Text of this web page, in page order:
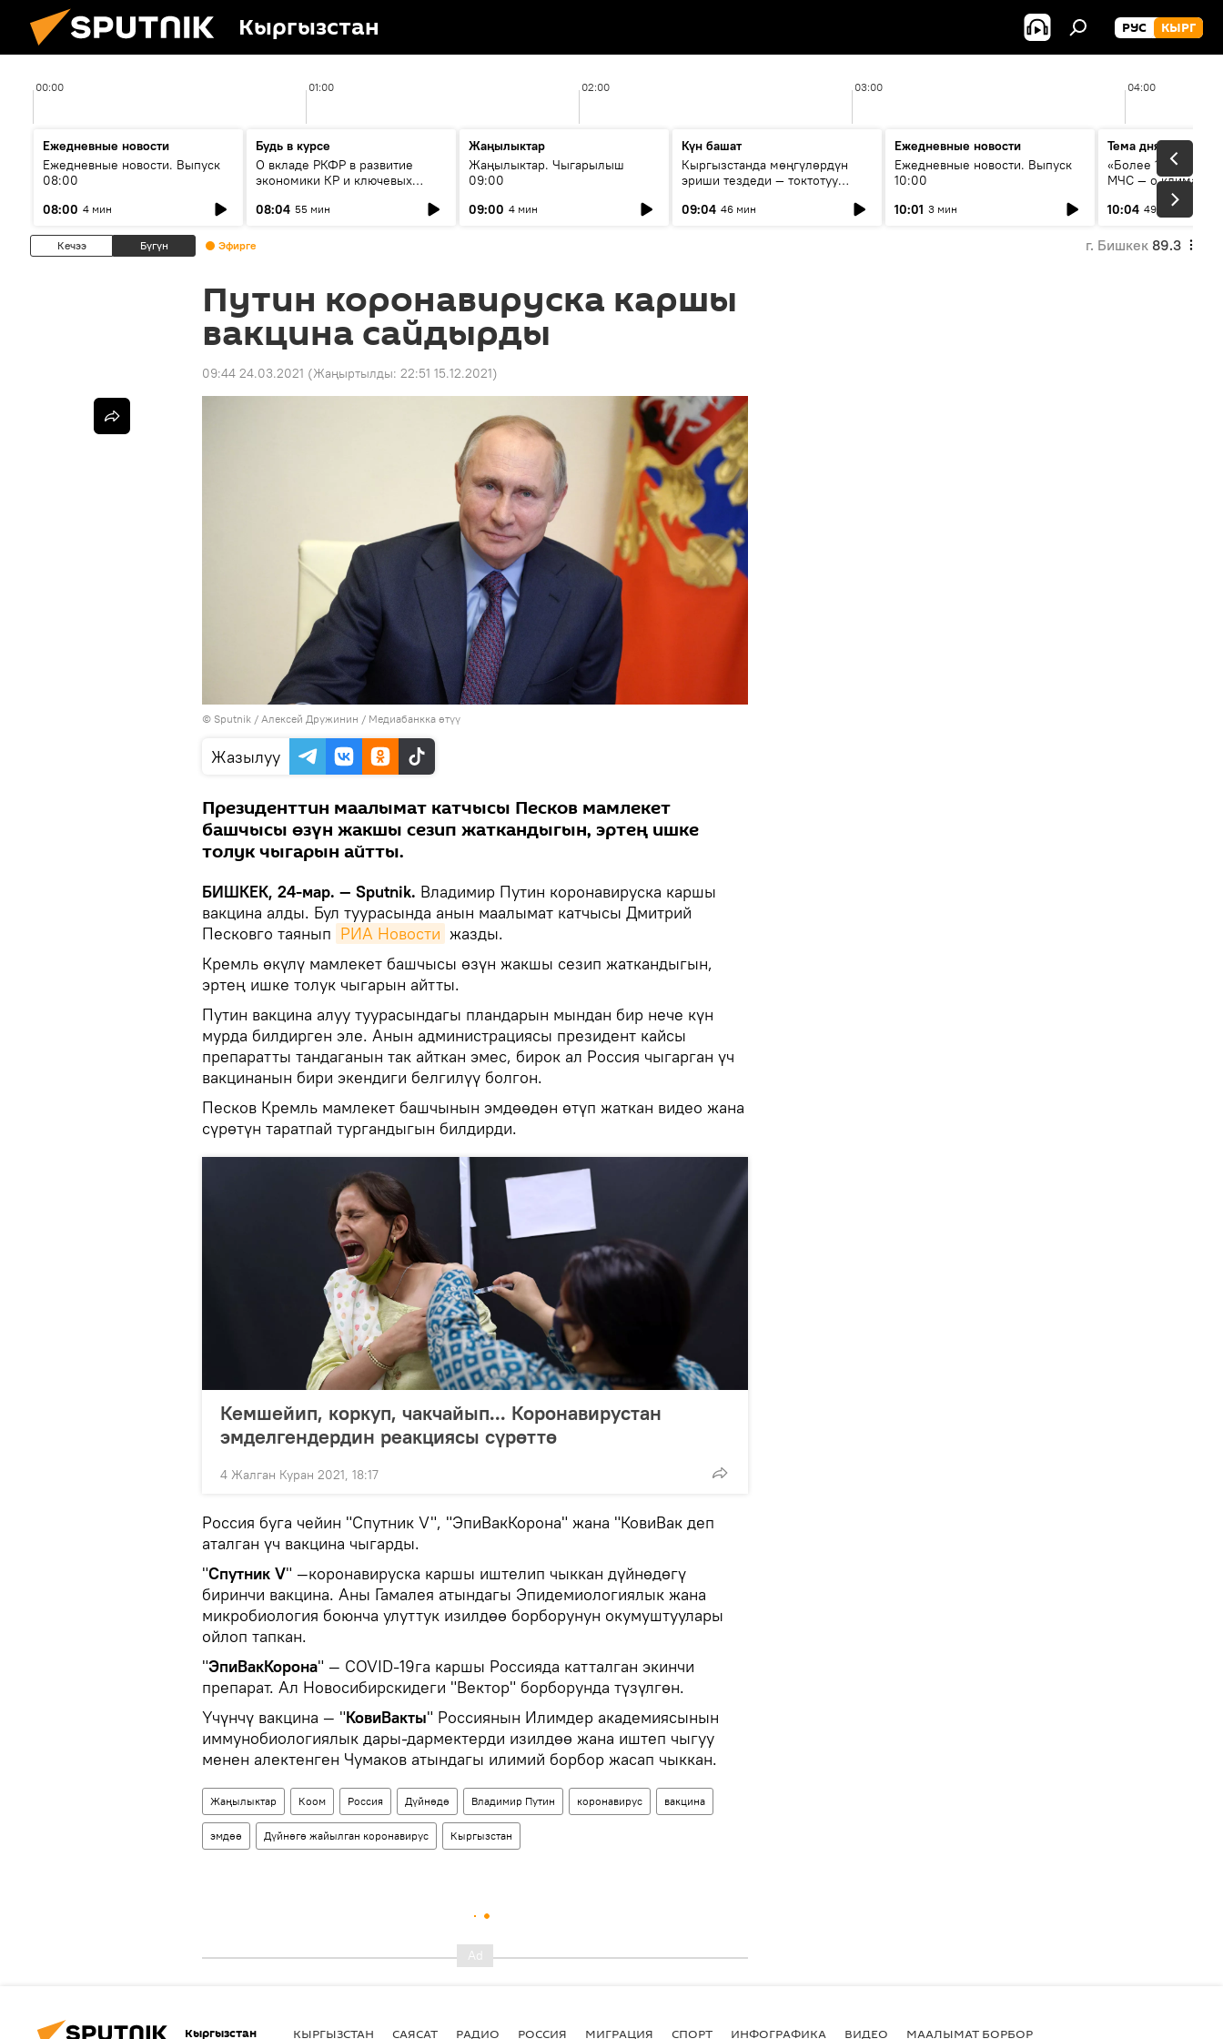
Кыргызстан РУС КЫРГ
00:00 01:00 02:00 03:00 04:00
Ежедневные новости
Ежедневные новости. Выпуск
08:00
08:00 4 мин
Будь в курсе
О вкладе РКФР в развитие
экономики КР и ключевых
08:04 55 мин
Жаңылыктар
Жаңылыктар. Чыгарылыш
09:00
09:00 4 мин
Күн башат
Кыргызстанда мөңгүлөрдүн
эриши тездеди — токтотуу
09:04 46 мин
Ежедневные новости
Ежедневные новости. Выпуск
10:00
10:01 3 мин
Тема дня
«Более 1200 сёл в
МЧС — о климате,
системе
населения
10:04 49 мин
Кечээ Бүгүн Эфирге г. Бишкек 89.3
Путин коронавируска каршы
вакцина сайдырды
09:44 24.03.2021 (Жаңыртылды: 22:51 15.12.2021)
© Sputnik / Алексей Дружинин / Медиабанкка өтүү
Жазылуу
Президенттин маалымат катчысы Песков мамлекет
башчысы өзүн жакшы сезип жаткандыгын, эртең ишке
толук чыгарын айтты.
БИШКЕК, 24-мар. — Sputnik. Владимир Путин коронавируска каршы
вакцина алды. Бул туурасында анын маалымат катчысы Дмитрий
Песковго таянып РИА Новости жазды.
Кремль өкүлү мамлекет башчысы өзүн жакшы сезип жаткандыгын,
эртең ишке толук чыгарын айтты.
Путин вакцина алуу туурасындагы пландарын мындан бир нече күн
мурда билдирген эле. Анын администрациясы президент кайсы
препаратты тандаганын так айткан эмес, бирок ал Россия чыгарган үч
вакцинанын бири экендиги белгилүү болгон.
Песков Кремль мамлекет башчынын эмдөөдөн өтүп жаткан видео жана
сүрөтүн таратпай тургандыгын билдирди.
Кемшейип, коркуп, чакчайып... Коронавирустан
эмделгендердин реакциясы сүрөттө
4 Жалган Куран 2021, 18:17
Россия буга чейин "Спутник V", "ЭпиВакКорона" жана "КовиВак деп
аталган үч вакцина чыгарды.
"Спутник V" —коронавируска каршы иштелип чыккан дүйнөдөгү
биринчи вакцина. Аны Гамалея атындагы Эпидемиологиялык жана
микробиология боюнча улуттук изилдөө борборунун окумуштуулары
ойлоп тапкан.
"ЭпиВакКорона" — COVID-19га каршы Россияда катталган экинчи
препарат. Ал Новосибирскидеги "Вектор" борборунда түзүлгөн.
Үчүнчү вакцина — "КовиВакты" Россиянын Илимдер академиясынын
иммунобиологиялык дары-дармектерди изилдөө жана иштеп чыгуу
менен алектенген Чумаков атындагы илимий борбор жасап чыккан.
Жаңылыктар Коом Россия Дүйнөдө Владимир Путин коронавирус вакцина
эмдөө Дүйнөгө жайылган коронавирус Кыргызстан
Кыргызстан КЫРГЫЗСТАН САЯСАТ РАДИО РОССИЯ МИГРАЦИЯ СПОРТ ИНФОГРАФИКА ВИДЕО МААЛЫМАТ БОРБОР